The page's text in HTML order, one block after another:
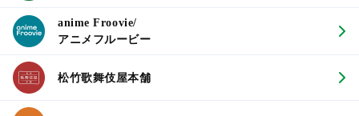
anime Froovie/
アニメフルービー
松竹歌舞伎屋本舗